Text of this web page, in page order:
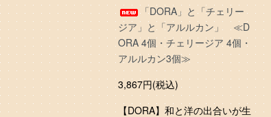
「DORA」と「チェリー
ジア」と「アルルカン」 ≪D
ORA 4個・チェリージア 4個・
アルルカン3個≫
3,867円(税込)
【DORA】和と洋の出合いが生